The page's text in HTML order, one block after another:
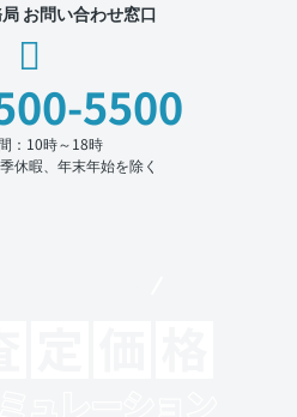
お問い合わせ窓口
5500
：10時～18時
休暇、年末年始を除く